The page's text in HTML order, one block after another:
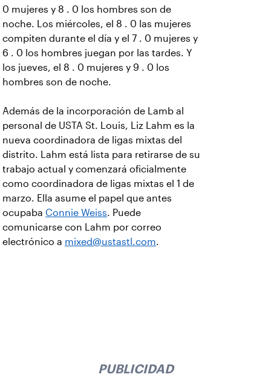
0 mujeres y 8 . 0 los hombres son de
noche. Los miércoles, el 8 . 0 las mujeres
compiten durante el día y el 7 . 0 mujeres y
6 . 0 los hombres juegan por las tardes. Y
los jueves, el 8 . 0 mujeres y 9 . 0 los
hombres son de noche.
Además de la incorporación de Lamb al
personal de USTA St. Louis, Liz Lahm es la
nueva coordinadora de ligas mixtas del
distrito. Lahm está lista para retirarse de su
trabajo actual y comenzará oficialmente
como coordinadora de ligas mixtas el 1 de
marzo. Ella asume el papel que antes
ocupaba Connie Weiss. Puede
comunicarse con Lahm por correo
electrónico a mixed@ustastl.com.
PUBLICIDAD